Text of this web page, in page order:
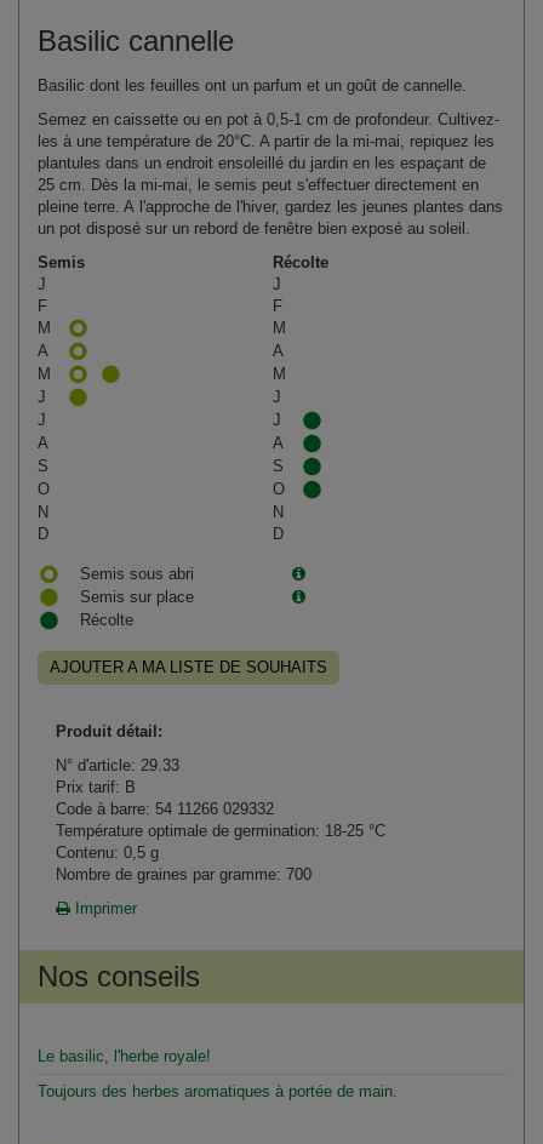
Basilic cannelle
Basilic dont les feuilles ont un parfum et un goût de cannelle.
Semez en caissette ou en pot à 0,5‑1 cm de profondeur. Cultivez-
les à une température de 20°C. A partir de la mi‑mai, repiquez les
plantules dans un endroit ensoleillé du jardin en les espaçant de
25 cm. Dès la mi‑mai, le semis peut s'effectuer directement en
pleine terre. A l'approche de l'hiver, gardez les jeunes plantes dans
un pot disposé sur un rebord de fenêtre bien exposé au soleil.
Semis
Récolte
J
J
F
F
M
M
A
A
M
M
J
J
J
J
A
A
S
S
O
O
N
N
D
D
Semis sous abri
Semis sur place
Récolte
AJOUTER A MA LISTE DE SOUHAITS
Produit détail:
N° d'article: 29.33
Prix tarif: B
Code à barre: 54 11266 029332
Température optimale de germination: 18-25 °C
Contenu: 0,5 g
Nombre de graines par gramme: 700
Imprimer
Nos conseils
Le basilic, l'herbe royale!
Toujours des herbes aromatiques à portée de main.